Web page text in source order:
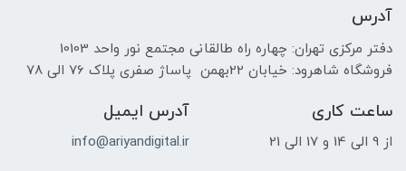
آدرس
دفتر مرکزی تهران: چهاره راه طالقانی مجتمع نور واحد 10103
فروشگاه شاهرود: خیابان 22بهمن پاساژ صفری پلاک 76 الی 78
ساعت کاری
از 9 الی 14 و 17 الی 21
آدرس ایمیل
info@ariyandigital.ir